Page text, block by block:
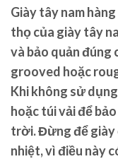
Giày tây nam
thọ của giày tây
và bảo quản đúng
grooved hoặc
Khi không sử
hoặc túi vải để
trời. Đừng để giày
nhiệt, vì điều này